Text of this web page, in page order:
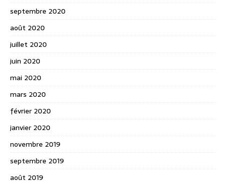
septembre 2020
août 2020
juillet 2020
juin 2020
mai 2020
mars 2020
février 2020
janvier 2020
novembre 2019
septembre 2019
août 2019